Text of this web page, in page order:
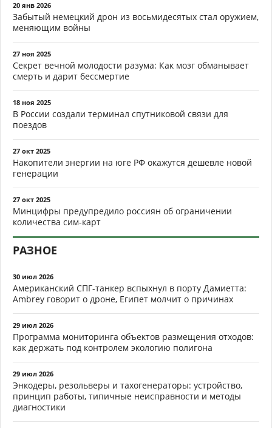
20 янв 2026
Забытый немецкий дрон из восьмидесятых стал оружием,
меняющим войны
27 ноя 2025
Секрет вечной молодости разума: Как мозг обманывает
смерть и дарит бессмертие
18 ноя 2025
В России создали терминал спутниковой связи для
поездов
27 окт 2025
Накопители энергии на юге РФ окажутся дешевле новой
генерации
27 окт 2025
Минцифры предупредило россиян об ограничении
количества сим-карт
РАЗНОЕ
30 июл 2026
Американский СПГ-танкер вспыхнул в порту Дамиетта:
Ambrey говорит о дроне, Египет молчит о причинах
29 июл 2026
Программа мониторинга объектов размещения отходов:
как держать под контролем экологию полигона
29 июл 2026
Энкодеры, резольверы и тахогенераторы: устройство,
принцип работы, типичные неисправности и методы
диагностики